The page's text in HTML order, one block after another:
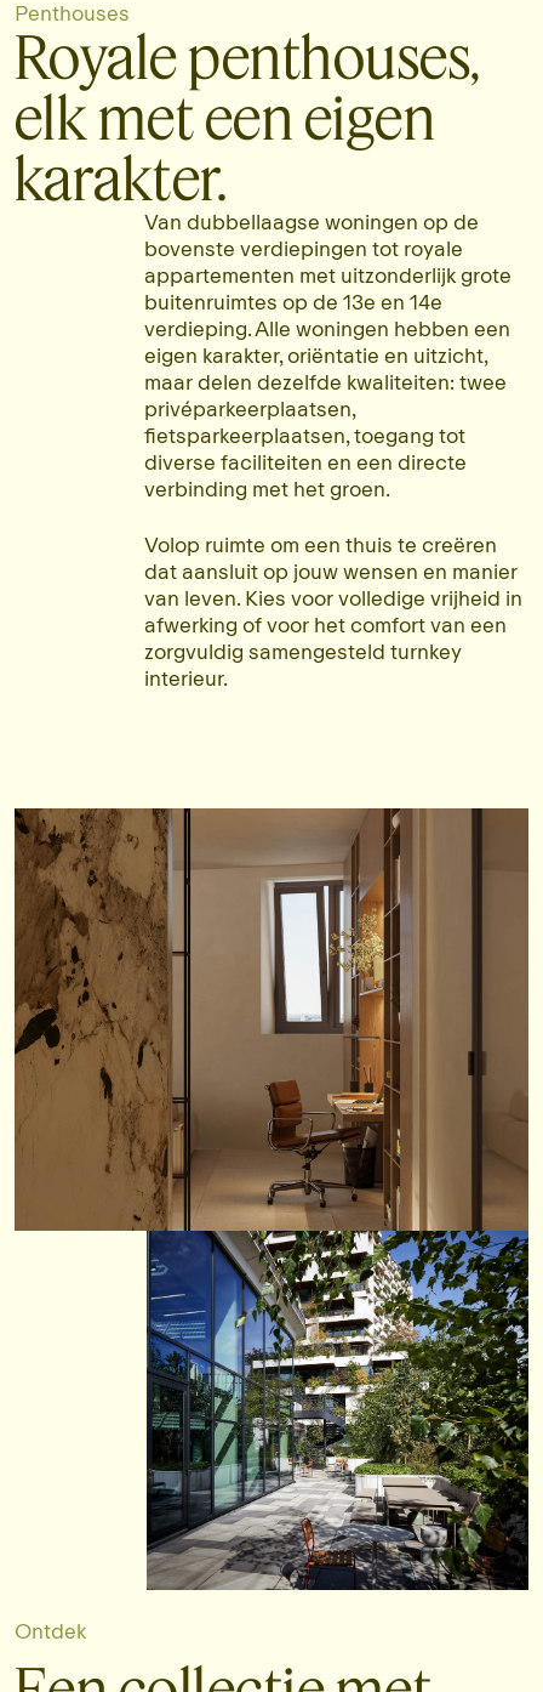
Penthouses
Royale penthouses,
elk met een eigen
karakter.
Van dubbellaagse woningen op de
bovenste verdiepingen tot royale
appartementen met uitzonderlijk grote
buitenruimtes op de 13e en 14e
verdieping. Alle woningen hebben een
eigen karakter, oriëntatie en uitzicht,
maar delen dezelfde kwaliteiten: twee
privéparkeerplaatsen,
fietsparkeerplaatsen, toegang tot
diverse faciliteiten en een directe
verbinding met het groen.
Volop ruimte om een thuis te creëren
dat aansluit op jouw wensen en manier
van leven. Kies voor volledige vrijheid in
afwerking of voor het comfort van een
zorgvuldig samengesteld turnkey
interieur.
Ontdek